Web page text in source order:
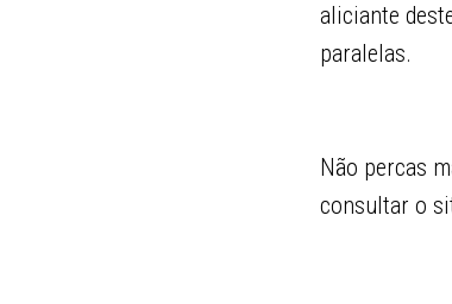
aliciante
paralelas.
Não percas
consultar o